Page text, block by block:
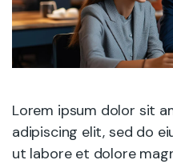
Lorem ipsum dolor sit
adipiscing elit, sed do
ut labore et dolore